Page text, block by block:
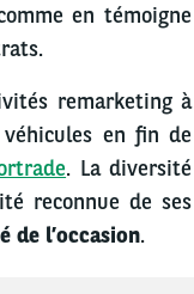
en témoigne
remarketing à
en fin de
. La diversité
reconnue de ses
de l’occasion.